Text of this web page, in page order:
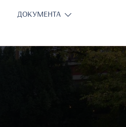
ДОКУМЕНТА